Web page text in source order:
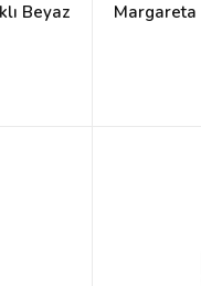
Beyaz
Margareta